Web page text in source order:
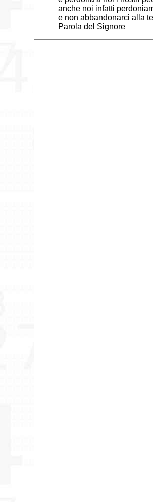
anche noi infatti
e non abbandonarci alla
Parola del Signore